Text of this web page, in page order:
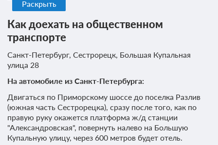
Одна двуспальная кровать
Ванная комната в номере
Проживание с питанием
В стоимость входит:
завтрак
ЗА НОЧЬ ДЛЯ 1 ГОСТЯ
Раскрыть
Как доехать на общественном
транспорте
Санкт-Петербург, Сестрорецк, Большая Купальная
улица 28
На автомобиле из Санкт-Петербурга:
Двигаться по Приморскому шоссе до поселка Разлив
(южная часть Сестрорецка), сразу после того, как по
правую руку окажется платформа ж/д станции
"Александровская", повернуть налево на Большую
Купальную улицу, через 600 метров будет отель.